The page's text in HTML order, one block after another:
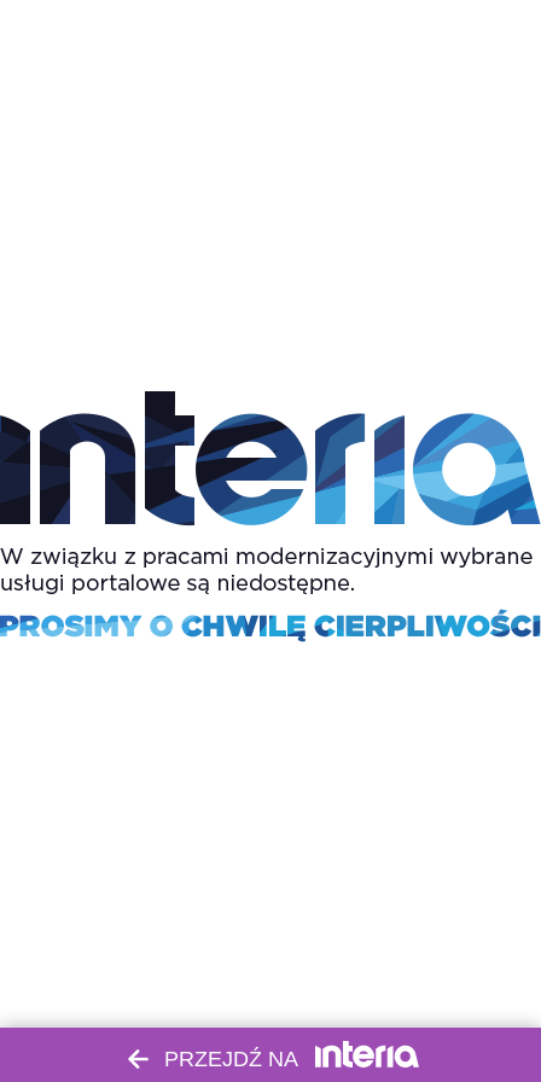
PRZEJDŹ NA